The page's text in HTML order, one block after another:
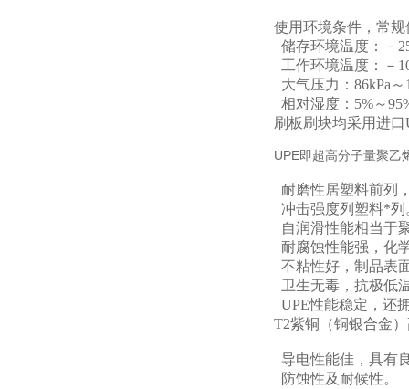
使用环境条件，常
储存环境温度：－
工作环境温度：
大气压力：86kPa～
相对湿度：5%～
刷板刷块均采用进
UPE即超高分子量聚乙
耐磨性居塑料前列
冲击强度列塑料*列
自润滑性能相当于
耐腐蚀性能强，化
不粘性好，制品表
卫生无毒，抗极低
UPE性能稳定，还
T2紫铜（铜银合金
导电性能佳，具有
防蚀性及耐候性。